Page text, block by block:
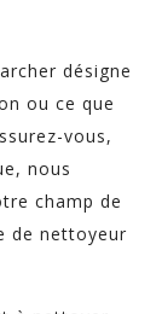
désigne
ou ce que
vous,
nous
champ de
de nettoyeur